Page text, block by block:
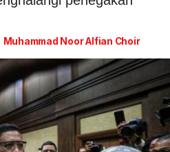
Muhammad Noor Alfian Choir